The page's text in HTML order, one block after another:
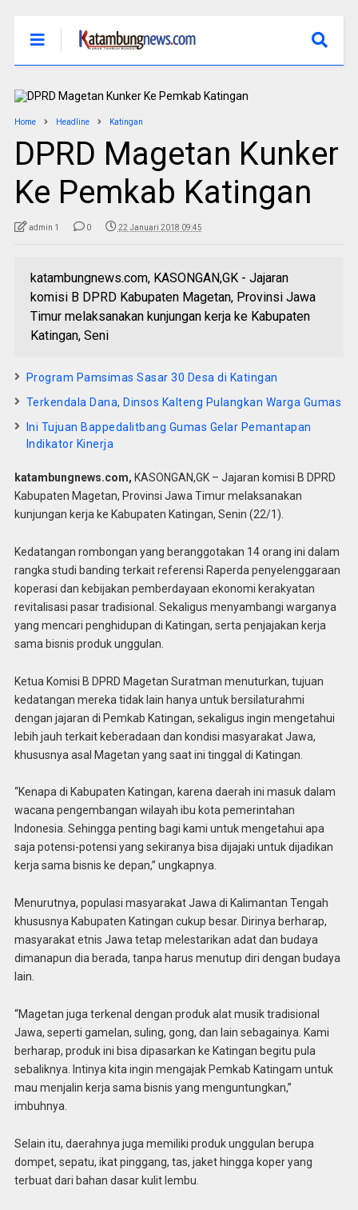
Home Headline Katingan
DPRD Magetan Kunker
Ke Pemkab Katingan
admin 1 0 22 Januari 2018 09:45
katambungnews.com, KASONGAN,GK - Jajaran
komisi B DPRD Kabupaten Magetan, Provinsi Jawa
Timur melaksanakan kunjungan kerja ke Kabupaten
Katingan, Seni
Program Pamsimas Sasar 30 Desa di Katingan
Terkendala Dana, Dinsos Kalteng Pulangkan Warga Gumas
Ini Tujuan Bappedalitbang Gumas Gelar Pemantapan
Indikator Kinerja
katambungnews.com, KASONGAN,GK – Jajaran komisi B DPRD
Kabupaten Magetan, Provinsi Jawa Timur melaksanakan
kunjungan kerja ke Kabupaten Katingan, Senin (22/1).
Kedatangan rombongan yang beranggotakan 14 orang ini dalam
rangka studi banding terkait referensi Raperda penyelenggaraan
koperasi dan kebijakan pemberdayaan ekonomi kerakyatan
revitalisasi pasar tradisional. Sekaligus menyambangi warganya
yang mencari penghidupan di Katingan, serta penjajakan kerja
sama bisnis produk unggulan.
Ketua Komisi B DPRD Magetan Suratman menuturkan, tujuan
kedatangan mereka tidak lain hanya untuk bersilaturahmi
dengan jajaran di Pemkab Katingan, sekaligus ingin mengetahui
lebih jauh terkait keberadaan dan kondisi masyarakat Jawa,
khususnya asal Magetan yang saat ini tinggal di Katingan.
“Kenapa di Kabupaten Katingan, karena daerah ini masuk dalam
wacana pengembangan wilayah ibu kota pemerintahan
Indonesia. Sehingga penting bagi kami untuk mengetahui apa
saja potensi-potensi yang sekiranya bisa dijajaki untuk dijadikan
kerja sama bisnis ke depan,” ungkapnya.
Menurutnya, populasi masyarakat Jawa di Kalimantan Tengah
khususnya Kabupaten Katingan cukup besar. Dirinya berharap,
masyarakat etnis Jawa tetap melestarikan adat dan budaya
dimanapun dia berada, tanpa harus menutup diri dengan budaya
lain.
“Magetan juga terkenal dengan produk alat musik tradisional
Jawa, seperti gamelan, suling, gong, dan lain sebagainya. Kami
berharap, produk ini bisa dipasarkan ke Katingan begitu pula
sebaliknya. Intinya kita ingin mengajak Pemkab Katingam untuk
mau menjalin kerja sama bisnis yang menguntungkan,”
imbuhnya.
Selain itu, daerahnya juga memiliki produk unggulan berupa
dompet, sepatu, ikat pinggang, tas, jaket hingga koper yang
terbuat dari bahan dasar kulit lembu.